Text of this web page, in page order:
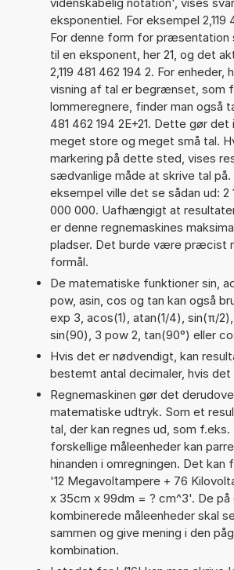
eksponentiel. For eksempel 2,119
For denne form for præsentation
til en eksponent, her 21, og det
2,119 481 462 194 2. For
visning af tal er begrænset, som
lommeregnere, finder man også
481 462 194 2E+21. Dette gør
meget store og meget små tal.
markering på dette sted, vises
sædvanlige måde at skrive tal på.
eksempel ville det se sådan ud: 2
000 000. Uafhængigt at
er denne regnemaskines
pladser. Det burde være præcist
formål.
De matematiske funktioner sin,
pow, asin, cos og tan kan også
exp 3, acos(1), atan(1/4), sin(π/
sin(90), 3 pow 2, tan(90°) eller
Hvis det er nødvendigt, kan
bestemt antal decimaler, hvis det
Regnemaskinen gør det
matematiske udtryk. Som et
tal, der kan regnes ud, som
forskellige måleenheder kan
hinanden i omregningen. Det kan
'12 Megavoltampere + 76
x 35cm x 99dm = ? cm^3'. De på
kombinerede måleenheder skal
sammen og give mening i den
kombination.